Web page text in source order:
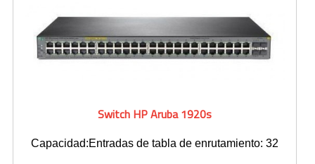
Switch HP Aruba 1920s
Capacidad:Entradas de tabla de enrutamiento: 32